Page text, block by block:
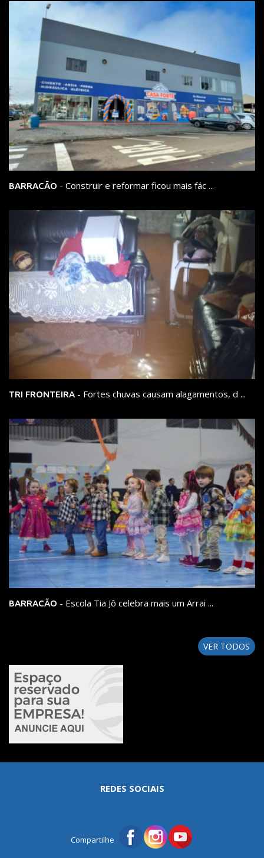
BARRACÃO - Construir e reformar ficou mais fác ...
TRI FRONTEIRA - Fortes chuvas causam alagamentos, d ...
BARRACÃO - Escola Tia Jô celebra mais um Arrai ...
VER TODOS
REDES SOCIAIS
Compartilhe